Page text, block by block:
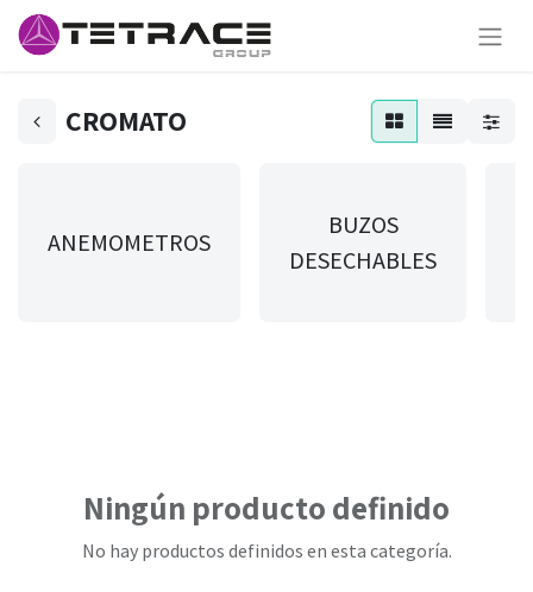
CROMATO
ANEMOMETROS
BUZOS
DESECHABLES
Ningún producto definido
No hay productos definidos en esta categoría.